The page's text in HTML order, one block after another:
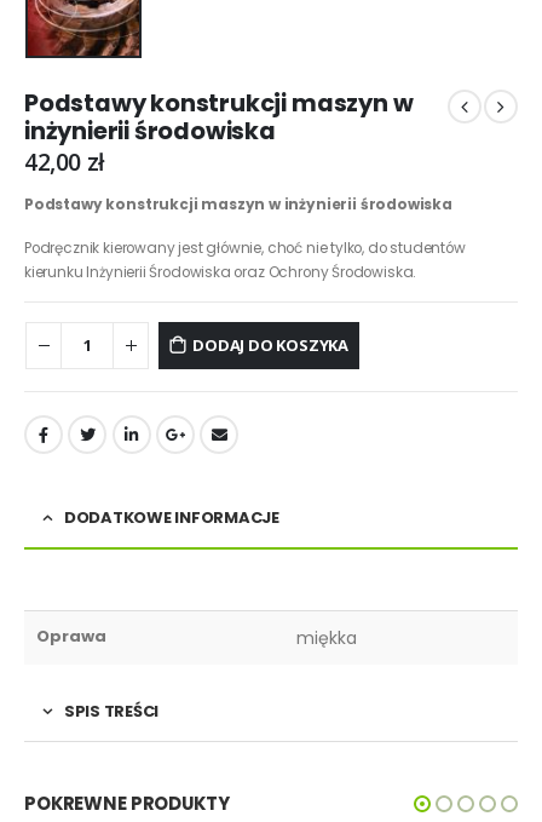
Podstawy konstrukcji maszyn w
inżynierii środowiska
42,00 zł
Podstawy konstrukcji maszyn w inżynierii środowiska
Podręcznik kierowany jest głównie, choć nie tylko, do studentów
kierunku Inżynierii Środowiska oraz Ochrony Środowiska.
DODAJ DO KOSZYKA
DODATKOWE INFORMACJE
Oprawa miękka
SPIS TREŚCI
POKREWNE PRODUKTY